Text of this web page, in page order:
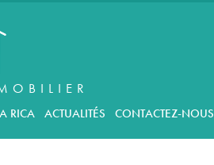
RICA ACTUALITÉS CONTACTEZ-NOUS